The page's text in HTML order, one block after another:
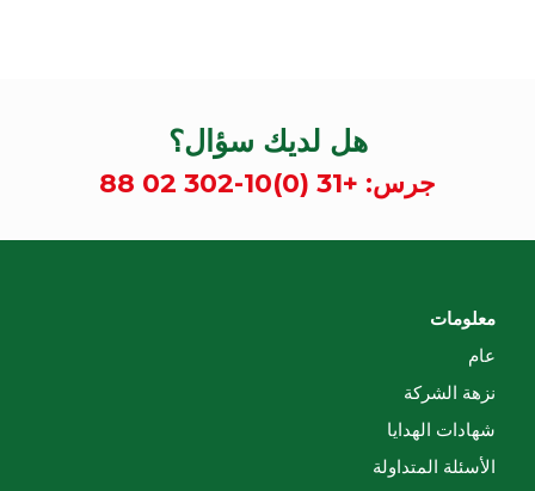
هل لديك سؤال؟
جرس: +31 (0)10-302 02 88
معلومات
عام
نزهة الشركة
شهادات الهدايا
الأسئلة المتداولة